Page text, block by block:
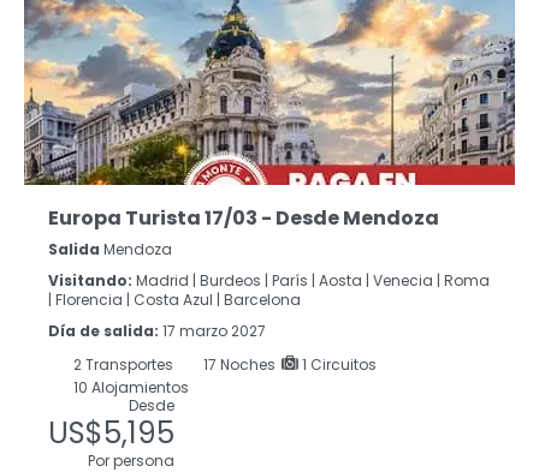
Europa Turista 17/03 - Desde Mendoza
Salida Mendoza
Visitando: Madrid | Burdeos | París | Aosta | Venecia | Roma
| Florencia | Costa Azul | Barcelona
Día de salida: 17 marzo 2027
2Transportes 17 Noches
1 Circuitos
10 Alojamientos
Desde
US$5,195
Por persona